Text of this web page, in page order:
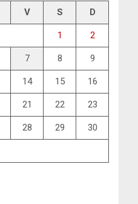
V S D
1 2
7 8 9
14 15 16
21 22 23
28 29 30